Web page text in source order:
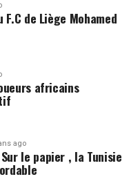
F.C de Liège Mohamed
africains
ago
le papier , la Tunisie